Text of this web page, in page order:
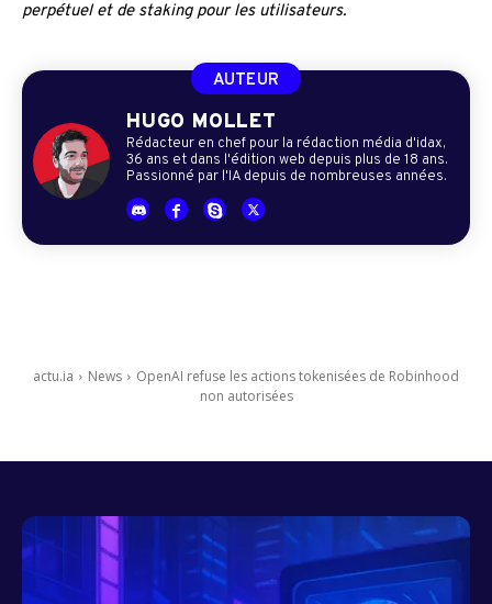
perpétuel et de staking pour les utilisateurs.
AUTEUR
HUGO MOLLET
Rédacteur en chef pour la rédaction média d'idax,
36 ans et dans l'édition web depuis plus de 18 ans.
Passionné par l'IA depuis de nombreuses années.
actu.ia News
OpenAI refuse les actions tokenisées de Robinhood
non autorisées